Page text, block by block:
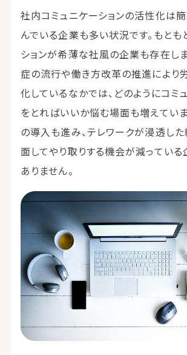
社内コミュニケーションの活性化は簡
んでいる企業も多い状況です。もとも
ションが希薄な社風の企業も存在しま
症の流行や働き方改革の推進により
化しているなかでは、どのようにコミ
をとればいいか悩む場面も増えてい
の導入も進み、テレワークが浸透した
面してやり取りする機会が減っている
ありません。